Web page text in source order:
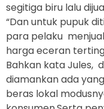
segitiga biru lalu
“Dan untuk pupuk
para pelaku
harga eceran
Bahkan kata Jules,
diamankan ada
beras lokal